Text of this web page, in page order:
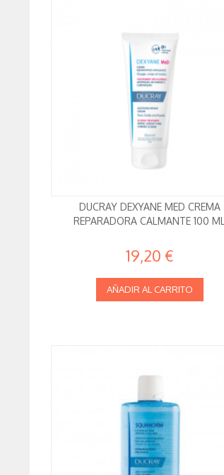
DUCRAY DEXYANE MED CREMA
REPARADORA CALMANTE 100 ML
19,20 €
AÑADIR AL CARRITO